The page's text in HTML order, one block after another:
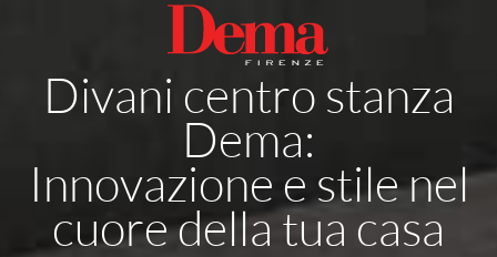
Divani centro stanza
Dema:
Innovazione e stile nel
cuore della tua casa